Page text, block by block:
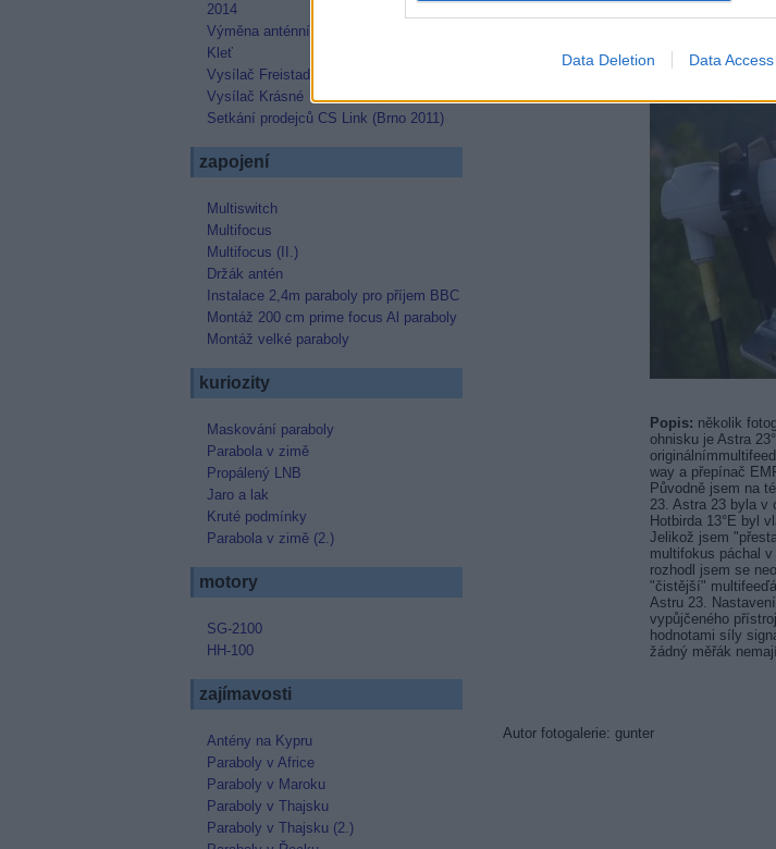
Data Deletion Data Access
2014
Výměna anténního systému na vysílači
Kleť
Vysílač Freistadt
Vysílač Krásné
Setkání prodejců CS Link (Brno 2011)
zapojení
Multiswitch
Multifocus
Multifocus (II.)
Držák antén
Instalace 2,4m paraboly pro příjem BBC
Montáž 200 cm prime focus Al paraboly
Montáž velké paraboly
kuriozity
Maskování paraboly
Parabola v zimě
Propálený LNB
Jaro a lak
Kruté podmínky
Parabola v zimě (2.)
motory
SG-2100
HH-100
zajímavosti
Antény na Kypru
Paraboly v Africe
Paraboly v Maroku
Paraboly v Thajsku
Paraboly v Thajsku (2.)
Popis: několik
ohnisku je Astra
way a přepínač
Původně jsem na
23. Astra 23 byla v
Hotbirda 13°E byl
Jelikož jsem
multifokus páchal
rozhodl jsem se
"čistější"
Astru 23.
vypůjčeného
hodnotami síly
žádný měřák
Autor fotogalerie: gunter